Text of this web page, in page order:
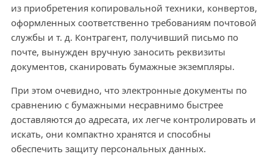
из приобретения копировальной техники, конвертов,
оформленных соответственно требованиям почтовой
службы и т. д. Контрагент, получивший письмо по
почте, вынужден вручную заносить реквизиты
документов, сканировать бумажные экземпляры.
При этом очевидно, что электронные документы по
сравнению с бумажными несравнимо быстрее
доставляются до адресата, их легче контролировать и
искать, они компактно хранятся и способны
обеспечить защиту персональных данных.